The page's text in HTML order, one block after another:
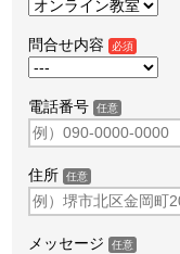
問合せ内容 必須
電話番号 任意
住所 任意
メッセージ 任意